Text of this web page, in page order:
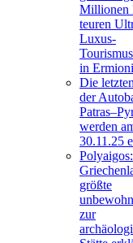
Millionen
teuren
Luxus-
in Ermioni
Die
der
werden
30.11.25
Polyaigos:
größte
zur